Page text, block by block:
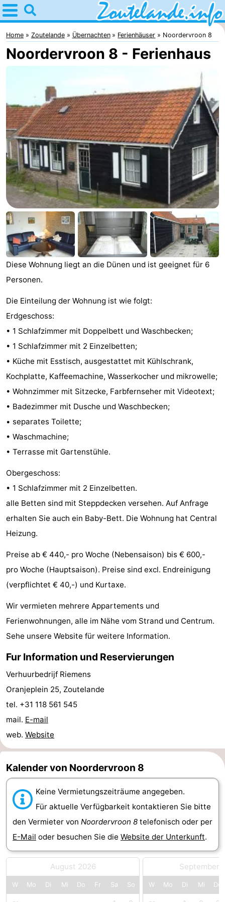
Home
Zoutelande
Tipps
kindern
Webcam
Webcam
Langstraat
Webcam
Strand
Übernachten
Appartements
-
Aparthotel
Zoutelande
-
Duinflat
-
Duinoord
-
Duinweg
18
-
Kurhaus
-
Residentie
Soutelande
Campingplätze
Ferienhäuser
De
Zandput
-
Duinzicht
Kustlicht
-
Meerpaal
-
Strandcamping
Valkenisse
-
Zee,
en
Duin
Hotels
(mit
Frühstück)
Lastminutes
Strand
tun
Museen
-
Denkmäler
-
Leuchtturme
-
Aussichtspunkte
Attraktionen
Spielplätze
-
Spielplätze
Bowling
Wellness-
Home Zoutelande Übernachten Ferienhäuser Noordervroon 8
Noordervroon 8 - Ferienhaus
Diese Wohnung liegt an die Dünen und ist geeignet für 6
Personen.
Die Einteilung der Wohnung ist wie folgt:
Erdgeschoss:
• 1 Schlafzimmer mit Doppelbett und Waschbecken;
• 1 Schlafzimmer mit 2 Einzelbetten;
• Küche mit Esstisch, ausgestattet mit Kühlschrank,
Kochplatte, Kaffeemachine, Wasserkocher und mikrowelle;
• Wohnzimmer mit Sitzecke, Farbfernseher mit Videotext;
• Badezimmer mit Dusche und Waschbecken;
• separates Toilette;
• Waschmachine;
• Terrasse mit Gartenstühle.
Obergeschoss:
• 1 Schlafzimmer mit 2 Einzelbetten.
alle Betten sind mit Steppdecken versehen. Auf Anfrage
erhalten Sie auch ein Baby-Bett. Die Wohnung hat Central
Heizung.
Preise ab € 440,- pro Woche (Nebensaison) bis € 600,-
pro Woche (Hauptsaison). Preise sind excl. Endreinigung
(verpflichtet € 40,-) und Kurtaxe.
Wir vermieten mehrere Appartements und
Ferienwohnungen, alle im Nähe vom Strand und Centrum.
Sehe unsere Website für weitere Information.
Fur Information und Reservierungen
Verhuurbedrijf Riemens
Oranjeplein 25, Zoutelande
tel. +31 118 561 545
mail. E-mail
web. Website
Kalender von Noordervroon 8
Keine Vermietungszeiträume angegeben.
Für aktuelle Verfügbarkeit kontaktieren Sie bitte
den Vermieter von Noordervroon 8 telefonisch oder per
E-Mail oder besuchen Sie die Website der Unterkunft.
August 2026
W Mo Di Mi Do Fr Sa So
September
W Mo Di Mi Do